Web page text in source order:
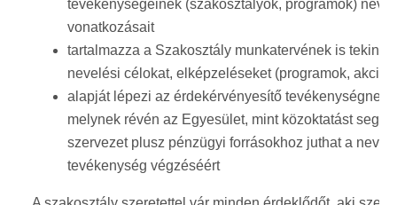
tevékenységeinek (szakosztályok, programok)
vonatkozásait
tartalmazza a Szakosztály munkatervének is
nevelési célokat, elképzeléseket (programok,
alapját lépezi az érdekérvényesítő tevékenységnek,
melynek révén az Egyesület, mint közoktatást segítő
szervezet plusz pénzügyi forrásokhoz juthat a
tevékenység végzéséért